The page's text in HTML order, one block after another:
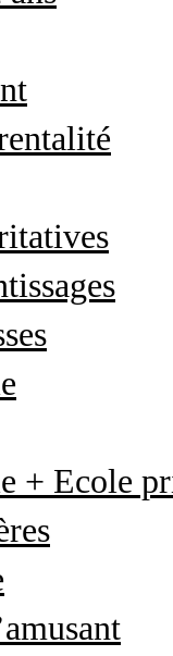
+ Ecole